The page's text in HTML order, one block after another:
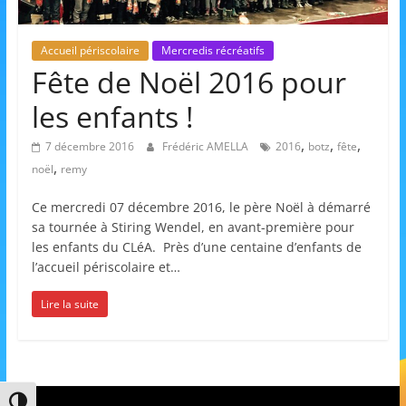
l'Animation
Wendel
Accueil périscolaire Mercredis récréatifs
Fête de Noël 2016 pour
les enfants !
7 décembre 2016 Frédéric AMELLA 2016, botz, fête,
noël, remy
Ce mercredi 07 décembre 2016, le père Noël à démarré
sa tournée à Stiring Wendel, en avant-première pour
les enfants du CLéA. Près d’une centaine d’enfants de
l’accueil périscolaire et…
Lire la suite